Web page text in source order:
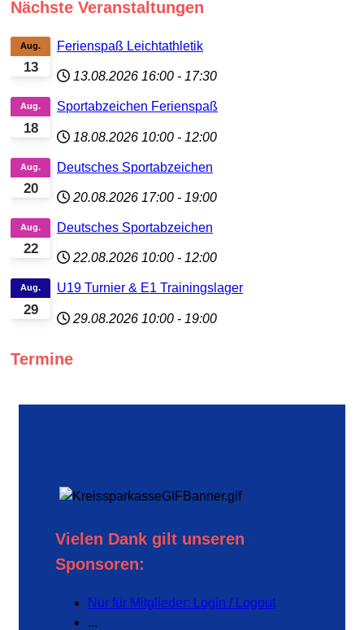
Nächste Veranstaltungen
13
Aug. Ferienspaß Leichtathletik
13.08.2026 16:00 - 17:30
18
Aug. Sportabzeichen Ferienspaß
18.08.2026 10:00 - 12:00
20
Aug. Deutsches Sportabzeichen
20.08.2026 17:00 - 19:00
22
Aug. Deutsches Sportabzeichen
22.08.2026 10:00 - 12:00
29
Aug. U19 Turnier & E1 Trainingslager
29.08.2026 10:00 - 19:00
Termine
Vielen Dank gilt unseren
Sponsoren:
Nur für Mitglieder: Login / Logout
...